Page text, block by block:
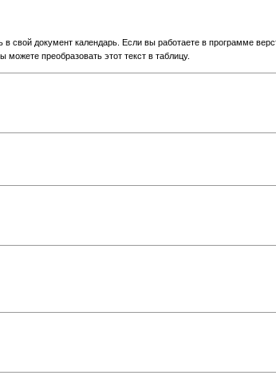
документ календарь. Если вы работаете в программе
преобразовать этот текст в таблицу.